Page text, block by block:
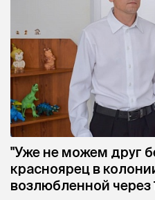
"Уже не можем друг
красноярец в
возлюбленной через